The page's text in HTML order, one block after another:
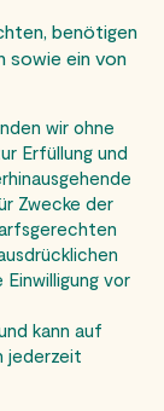
benötigen
sowie ein von
wir ohne
Erfüllung und
Zwecke der
Einwilligung vor
kann auf
jederzeit